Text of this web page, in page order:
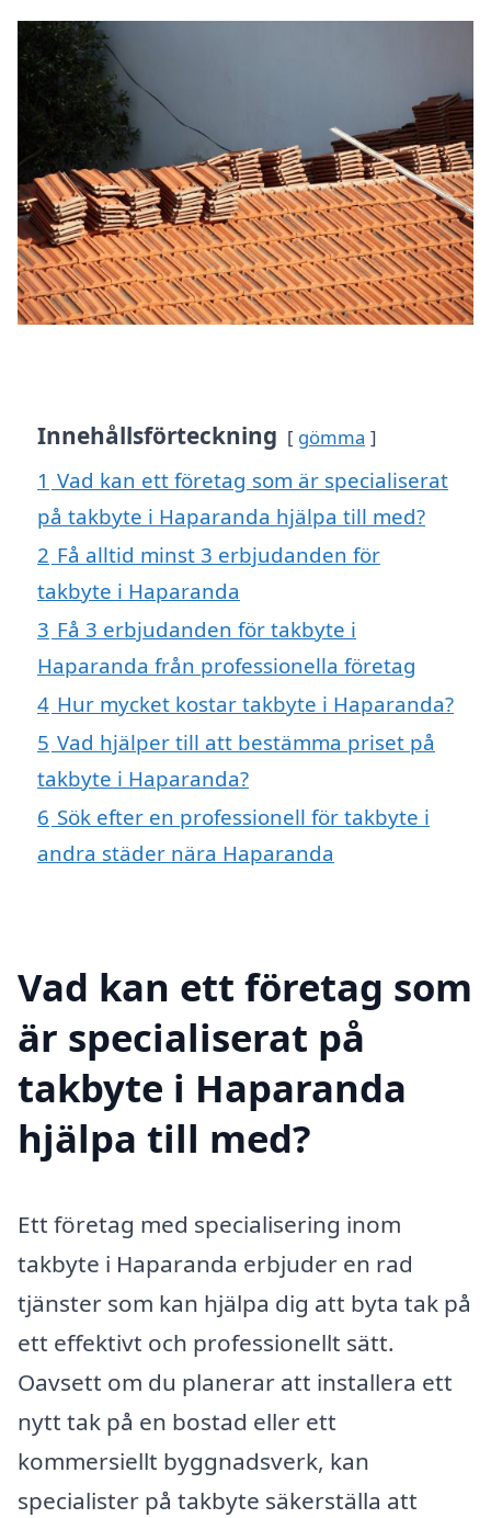
Innehållsförteckning gömma
1 Vad kan ett företag som är specialiserat
på takbyte i Haparanda hjälpa till med?
2 Få alltid minst 3 erbjudanden för
takbyte i Haparanda
3 Få 3 erbjudanden för takbyte i
Haparanda från professionella företag
4 Hur mycket kostar takbyte i Haparanda?
5 Vad hjälper till att bestämma priset på
takbyte i Haparanda?
6 Sök efter en professionell för takbyte i
andra städer nära Haparanda
Vad kan ett företag som
är specialiserat på
takbyte i Haparanda
hjälpa till med?
Ett företag med specialisering inom
takbyte i Haparanda erbjuder en rad
tjänster som kan hjälpa dig att byta tak på
ett effektivt och professionellt sätt.
Oavsett om du planerar att installera ett
nytt tak på en bostad eller ett
kommersiellt byggnadsverk, kan
specialister på takbyte säkerställa att